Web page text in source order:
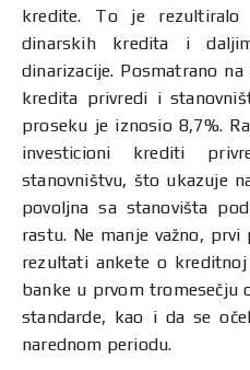
kredite. To je rezultiralo
dinarskih kredita i
dinarizacije. Posmatrano
kredita privredi i
proseku je iznosio 8,7%.
investicioni krediti
stanovništvu, što ukazuje
povoljna sa stanovišta
rastu. Ne manje važno,
rezultati ankete o
banke u prvom tromesečju
standarde, kao i da se
narednom periodu.